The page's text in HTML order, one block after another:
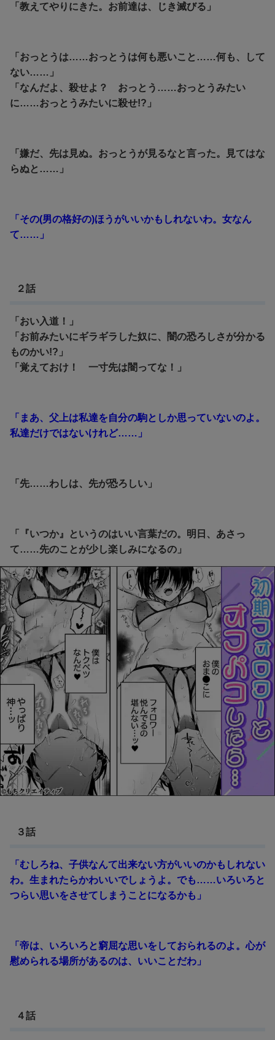
「教えてやりにきた。お前達は、じき滅びる」
「おっとうは……おっとうは何も悪いこと……何も、して
ない……」
「なんだよ、殺せよ？ おっとう……おっとうみたい
に……おっとうみたいに殺せ!?」
「嫌だ、先は見ぬ。おっとうが見るなと言った。見てはな
らぬと……」
「その(男の格好の)ほうがいいかもしれないわ。女なん
て……」
２話
「おい入道！」
「お前みたいにギラギラした奴に、闇の恐ろしさが分かる
ものかい!?」
「覚えておけ！ 一寸先は闇ってな！」
「まあ、父上は私達を自分の駒としか思っていないのよ。
私達だけではないけれど……」
「先……わしは、先が恐ろしい」
「『いつか』というのはいい言葉だの。明日、あさっ
て……先のことが少し楽しみになるの」
３話
「むしろね、子供なんて出来ない方がいいのかもしれない
わ。生まれたらかわいいでしょうよ。でも……いろいろと
つらい思いをさせてしまうことになるかも」
「帝は、いろいろと窮屈な思いをしておられるのよ。心が
慰められる場所があるのは、いいことだわ」
４話